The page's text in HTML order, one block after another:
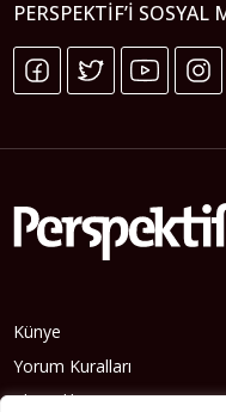
PERSPEKTIF’I
Künye
Yorum Kuralları
Abonelik